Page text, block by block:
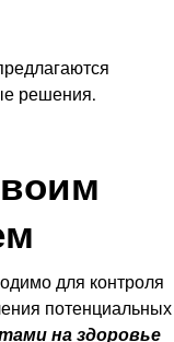
решения.
для контроля
потенциальных
на здоровье